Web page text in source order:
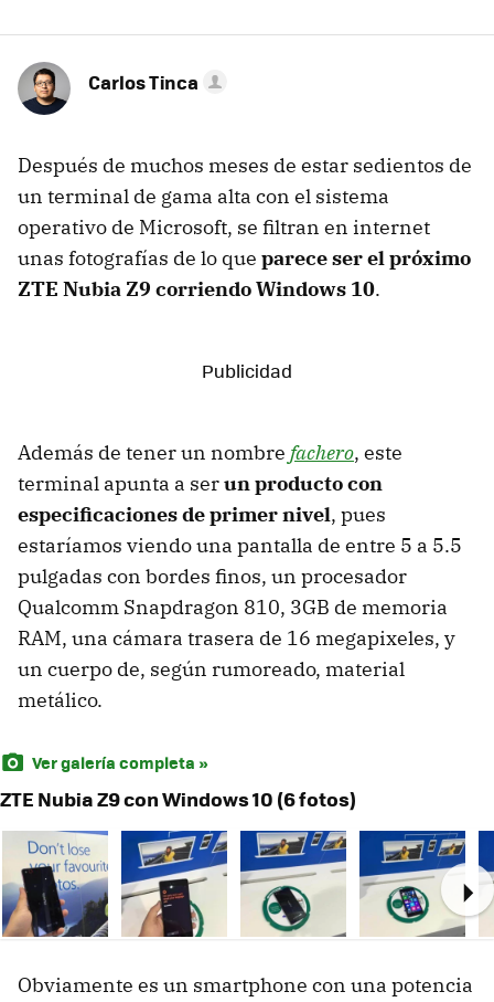
Carlos Tinca
Después de muchos meses de estar sedientos de
un terminal de gama alta con el sistema
operativo de Microsoft, se filtran en internet
unas fotografías de lo que parece ser el próximo
ZTE Nubia Z9 corriendo Windows 10.
Además de tener un nombre fachero, este
terminal apunta a serun producto con
especificaciones de primer nivel, pues
estaríamos viendo una pantalla de entre 5 a 5.5
pulgadas con bordes finos, un procesador
Qualcomm Snapdragon 810, 3GB de memoria
RAM, una cámara trasera de 16 megapixeles, y
un cuerpo de, según rumoreado, material
metálico.
Ver galería completa »
ZTE Nubia Z9 con Windows 10 (6 fotos)
Obviamente es un smartphone con una potencia